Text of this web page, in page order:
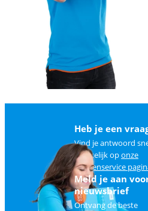
Heb je een
Vind je antwoord
makkelijk oponze
klantenservice
Meld je aan
nieuwsbrief
Ontvang de beste